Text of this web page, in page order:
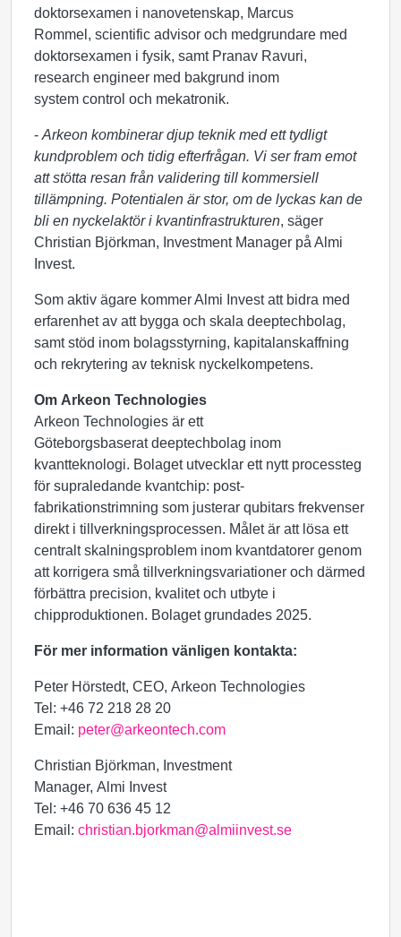
doktorsexamen i nanovetenskap, Marcus
Rommel, scientific advisor och medgrundare med
doktorsexamen i fysik, samt Pranav Ravuri,
research engineer med bakgrund inom
system control och mekatronik.
- Arkeon kombinerar djup teknik med ett tydligt
kundproblem och tidig efterfrågan. Vi ser fram emot
att stötta resan från validering till kommersiell
tillämpning. Potentialen är stor, om de lyckas kan de
bli en nyckelaktör i kvantinfrastrukturen, säger
Christian Björkman, Investment Manager på Almi
Invest.
Som aktiv ägare kommer Almi Invest att bidra med
erfarenhet av att bygga och skala deeptechbolag,
samt stöd inom bolagsstyrning, kapitalanskaffning
och rekrytering av teknisk nyckelkompetens.
Om Arkeon Technologies
Arkeon Technologies är ett
Göteborgsbaserat deeptechbolag inom
kvantteknologi. Bolaget utvecklar ett nytt processteg
för supraledande kvantchip: post-
fabrikationstrimning som justerar qubitars frekvenser
direkt i tillverkningsprocessen. Målet är att lösa ett
centralt skalningsproblem inom kvantdatorer genom
att korrigera små tillverkningsvariationer och därmed
förbättra precision, kvalitet och utbyte i
chipproduktionen. Bolaget grundades 2025.
För mer information vänligen kontakta:
Peter Hörstedt, CEO, Arkeon Technologies
Tel: +46 72 218 28 20
Email: peter@arkeontech.com
Christian Björkman, Investment
Manager, Almi Invest
Tel: +46 70 636 45 12
Email: christian.bjorkman@almiinvest.se